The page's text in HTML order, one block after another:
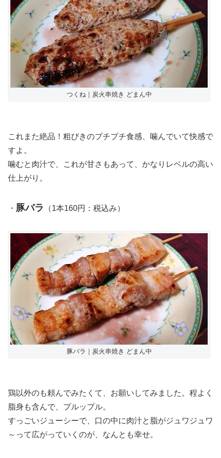
つくね｜炭火串焼き どまん中
これまた絶品！粗びきのプチプチ食感、噛んでいて快感で
すよ。
噛むと肉汁で、これが甘さもあって、かなりレベルの高い
仕上がり。
・ 豚バラ （1本160円：税込み）
豚バラ｜炭火串焼き どまん中
鶏以外のも頼んでみたくて、お願いしてみました。程よく
脂身も含んで、プルップル。
すっごいジューシーで、口の中に肉汁と脂がジュワジュワ
～って広がっていくのが、なんとも幸せ。